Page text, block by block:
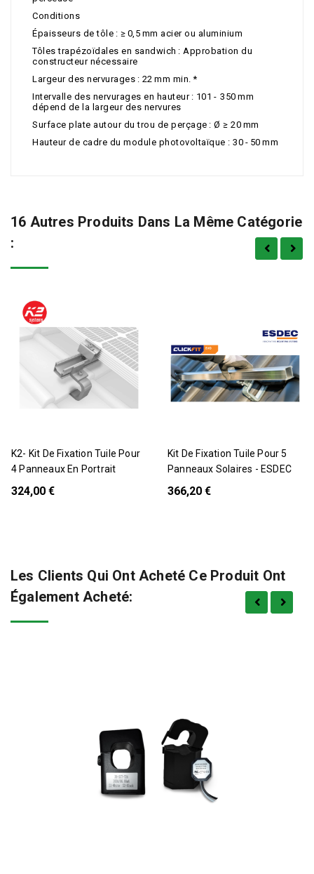
Conditions
Épaisseurs de tôle : ≥ 0,5 mm acier ou aluminium
Tôles trapézoïdales en sandwich : Approbation du
constructeur nécessaire
Largeur des nervurages : 22 mm min. *
Intervalle des nervurages en hauteur : 101 - 350 mm
dépend de la largeur des nervures
Surface plate autour du trou de perçage : Ø ≥ 20 mm
Hauteur de cadre du module photovoltaïque : 30 - 50 mm
16 Autres Produits Dans La Même Catégorie
:
K2- Kit De Fixation Tuile Pour
4 Panneaux En Portrait
324,00 €
Kit De Fixation Tuile Pour 5
Panneaux Solaires - ESDEC
366,20 €
Les Clients Qui Ont Acheté Ce Produit Ont
Également Acheté: